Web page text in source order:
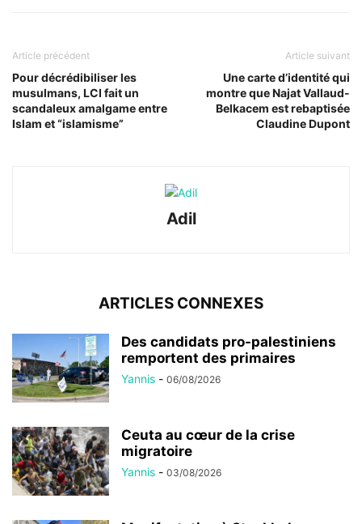
Article précédent
Pour décrédibiliser les
musulmans, LCI fait un
scandaleux amalgame entre
Islam et “islamisme”
Article suivant
Une carte d’identité qui
montre que Najat Vallaud-
Belkacem est rebaptisée
Claudine Dupont
Adil
ARTICLES CONNEXES
Des candidats pro-palestiniens
remportent des primaires
Yannis - 06/08/2026
Ceuta au cœur de la crise
migratoire
Yannis - 03/08/2026